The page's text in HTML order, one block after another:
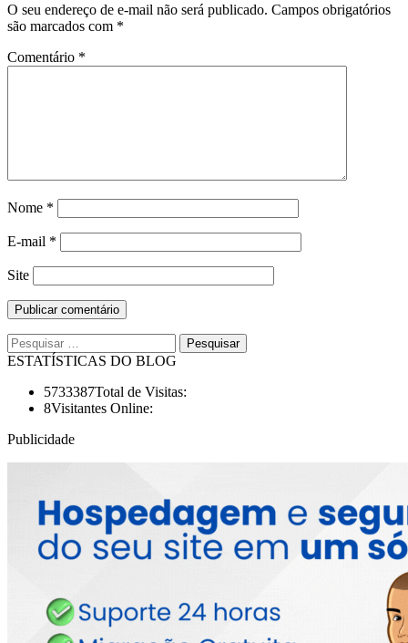
O seu endereço de e-mail não será publicado. Campos obrigatórios
são marcados com *
Comentário *
Nome *
E-mail *
Site
Pesquisar
por:
ESTATÍSTICAS DO BLOG
5733387Total de Visitas:
8Visitantes Online:
Publicidade